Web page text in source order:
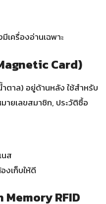
เครื่องอ่านเฉพาะ
Card)
ตาล) อยู่ด้านหลัง ใช้สำหรับ
ายเลขสมาชิก, ประวัติซื้อ
นส
งเก็บให้ดี
RFID